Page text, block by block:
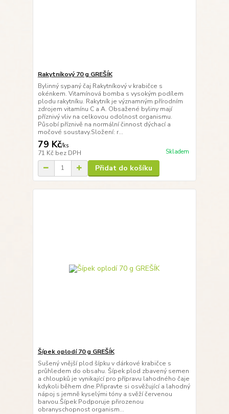
Rakytníkový 70 g GREŠÍK
Bylinný sypaný čaj Rakytníkový v krabičce s
okénkem. Vitamínová bomba s vysokým podílem
plodu rakytníku. Rakytník je významným přírodním
zdrojem vitamínu C a A. Obsažené byliny mají
příznivý vliv na celkovou odolnost organismu.
Působí příznivě na normální činnost dýchací a
močové soustavy.Složení: r...
79 Kč/ks
71 Kč bez DPH Skladem
Přidat do košíku
Šípek oplodí 70 g GREŠÍK
Sušený vnější plod šípku v dárkové krabičce s
průhledem do obsahu. Šípek plod zbavený semen
a chloupků je vynikající pro přípravu lahodného čaje
kdykoli během dne.Připravte si osvěžující a lahodný
nápoj s jemně kyselými tóny a svěží červenou
barvou.Šípek Podporuje přirozenou
obranyschopnost organism...